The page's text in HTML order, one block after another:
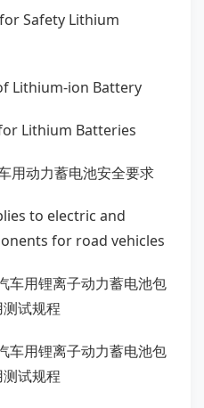
Safety Lithium
Lithium-ion Battery
Lithium Batteries
用动力蓄电池安全要求
to electric and
for road vehicles
车用锂离子动力蓄电池包
试规程
车用锂离子动力蓄电池包
试规程